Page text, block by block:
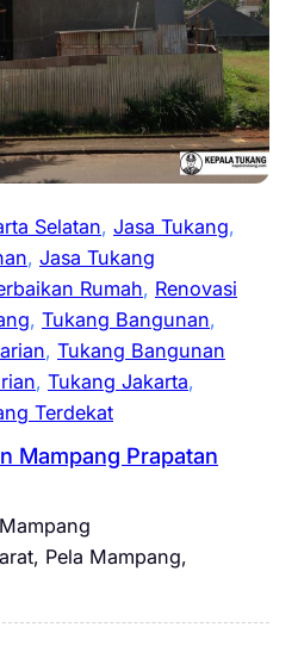
Selatan, Jasa Tukang
, Jasa Tukang
Rumah, Renovasi
, Tukang Bangunan
, Tukang Bangunan
, Tukang Jakarta
Terdekat
Mampang Prapatan
Pela Mampang,